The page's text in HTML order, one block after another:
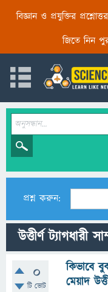
বিজ্ঞান ও প্রযুক্তির
জিতে নিন
প্রশ্ন করুন:
উত্তীর্ণ ট্যাগধারী
0
টি ভোট
কিভাবে
মেয়াদ